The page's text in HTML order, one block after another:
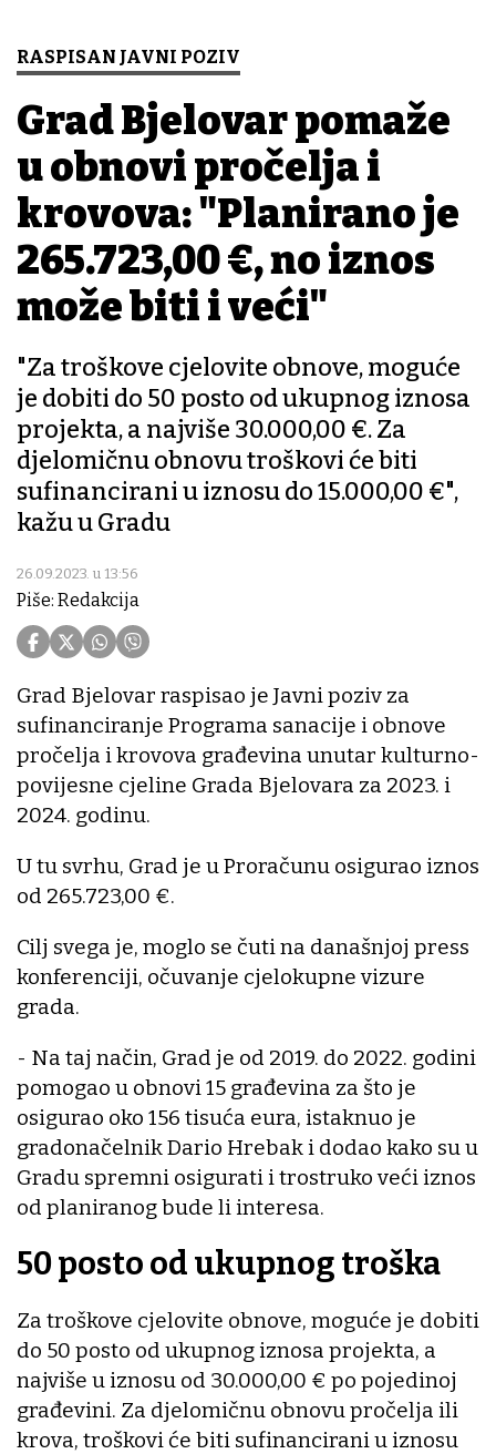
RASPISAN JAVNI POZIV
Grad Bjelovar pomaže
u obnovi pročelja i
krovova: "Planirano je
265.723,00 €, no iznos
može biti i veći"
"Za troškove cjelovite obnove, moguće
je dobiti do 50 posto od ukupnog iznosa
projekta, a najviše 30.000,00 €. Za
djelomičnu obnovu troškovi će biti
sufinancirani u iznosu do 15.000,00 €",
kažu u Gradu
26.09.2023. u 13:56
Piše: Redakcija
Grad Bjelovar raspisao je Javni poziv za
sufinanciranje Programa sanacije i obnove
pročelja i krovova građevina unutar kulturno-
povijesne cjeline Grada Bjelovara za 2023. i
2024. godinu.
U tu svrhu, Grad je u Proračunu osigurao iznos
od 265.723,00 €.
Cilj svega je, moglo se čuti na današnjoj press
konferenciji, očuvanje cjelokupne vizure
grada.
- Na taj način, Grad je od 2019. do 2022. godini
pomogao u obnovi 15 građevina za što je
osigurao oko 156 tisuća eura, istaknuo je
gradonačelnik Dario Hrebak i dodao kako su u
Gradu spremni osigurati i trostruko veći iznos
od planiranog bude li interesa.
50 posto od ukupnog troška
Za troškove cjelovite obnove, moguće je dobiti
do 50 posto od ukupnog iznosa projekta, a
najviše u iznosu od 30.000,00 € po pojedinoj
građevini. Za djelomičnu obnovu pročelja ili
krova, troškovi će biti sufinancirani u iznosu